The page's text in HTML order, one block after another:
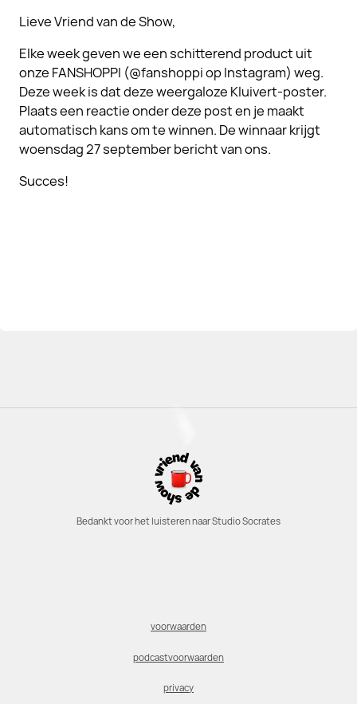
Lieve Vriend van de Show,
Elke week geven we een schitterend product uit
onze FANSHOPPI (@fanshoppi op Instagram) weg.
Deze week is dat deze weergaloze Kluivert-poster.
Plaats een reactie onder deze post en je maakt
automatisch kans om te winnen. De winnaar krijgt
woensdag 27 september bericht van ons.
Succes!
Bedankt voor het luisteren naar Studio Socrates
voorwaarden
podcastvoorwaarden
privacy